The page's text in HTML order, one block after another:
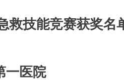
救技能竞赛获奖名
一医院